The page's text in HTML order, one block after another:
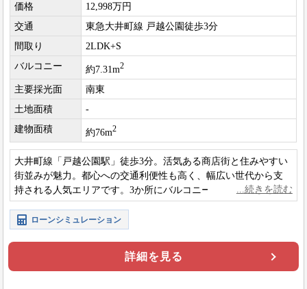
価格
12,998万円
交通
東急大井町線 戸越公園徒歩3分
間取り
2LDK+S
バルコニー
約7.31m2
主要採光面
南東
土地面積
-
建物面積
約76m2
大井町線「戸越公園駅」徒歩3分。活気ある商店街と住みやすい
街並みが魅力。都心への交通利便性も高く、幅広い世代から支
持される人気エリアです。3か所にバルコニーがある角部屋なの
で日当り・通風・眺望良好です。
ローンシミュレーション
詳細を見る